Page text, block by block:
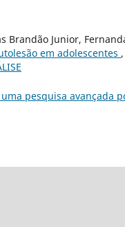
Brandão Junior,
em adolescentes ,
pesquisa avançada